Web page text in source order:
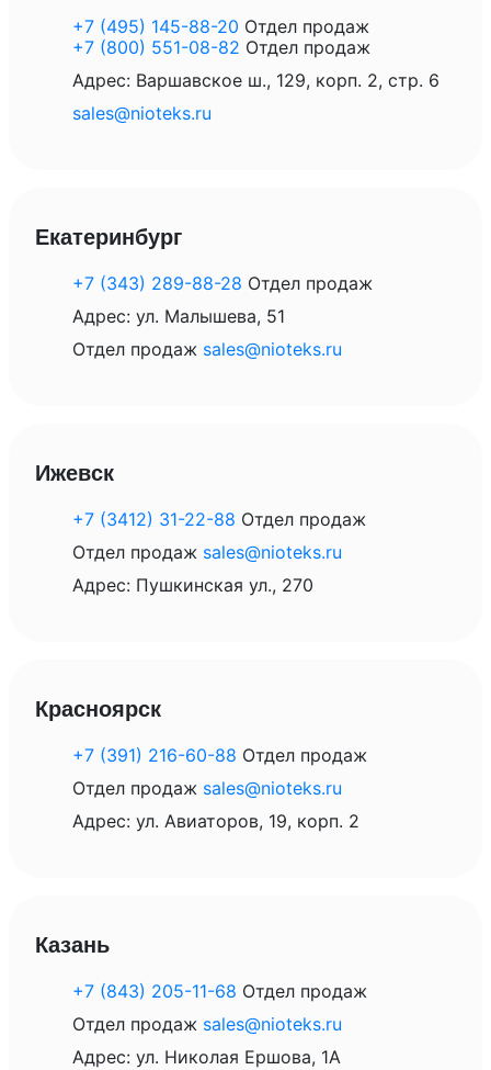
+7 (495) 145-88-20 Отдел продаж
+7 (800) 551-08-82 Отдел продаж
Адрес: Варшавское ш., 129, корп. 2, стр. 6
sales@nioteks.ru
Екатеринбург
+7 (343) 289-88-28 Отдел продаж
Адрес: ул. Малышева, 51
Отдел продаж sales@nioteks.ru
Ижевск
+7 (3412) 31-22-88 Отдел продаж
Отдел продаж sales@nioteks.ru
Адрес: Пушкинская ул., 270
Красноярск
+7 (391) 216-60-88 Отдел продаж
Отдел продаж sales@nioteks.ru
Адрес: ул. Авиаторов, 19, корп. 2
Казань
+7 (843) 205-11-68 Отдел продаж
Отдел продаж sales@nioteks.ru
Адрес: ул. Николая Ершова, 1А